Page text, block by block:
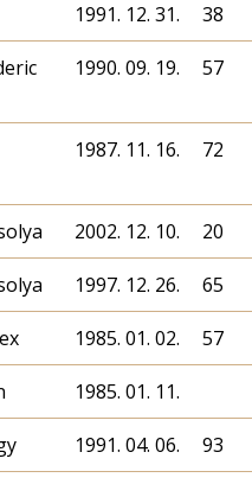
1991. 12. 31. 38
1990. 09. 19. 57
1987. 11. 16. 72
2002. 12. 10. 20
1997. 12. 26. 65
1985. 01. 02. 57
1985. 01. 11.
1991. 04. 06. 93